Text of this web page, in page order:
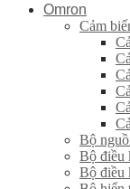
Omron
Cảm
Bộ
Bộ điều
Bộ điều